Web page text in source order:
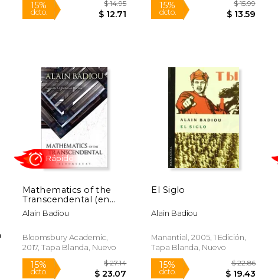
15%
dcto.
15%
dcto.
Mathematics of the
Transcendental (en
Inglés)
Alain Badiou
Bloomsbury Academic,
2017, Tapa Blanda, Nuevo
Rápido
El Siglo
Alain Badiou
Manantial, 2005, 1 Edición,
Tapa Blanda, Nuevo